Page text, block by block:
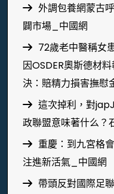
外調包養網蒙古
闢市場_中國網
72歲老中醫稱女
因OSDER奧斯德材
決：賠精力損害撫慰
這次掉利，對
政聯盟意味著什么？
重慶：到九宮格
注進新活氣_中國網
帶頭反對國際足